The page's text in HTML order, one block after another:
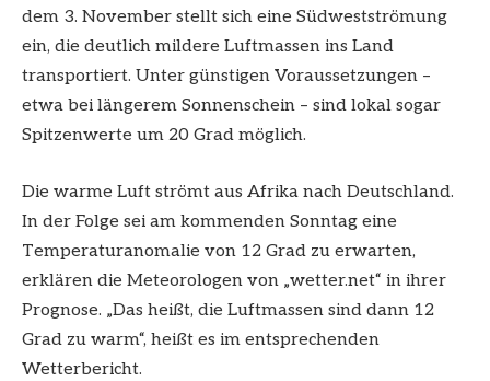
dem 3. November stellt sich eine Südwestströmung
ein, die deutlich mildere Luftmassen ins Land
transportiert. Unter günstigen Voraussetzungen –
etwa bei längerem Sonnenschein – sind lokal sogar
Spitzenwerte um 20 Grad möglich.
Die warme Luft strömt aus Afrika nach Deutschland.
In der Folge sei am kommenden Sonntag eine
Temperaturanomalie von 12 Grad zu erwarten,
erklären die Meteorologen von „wetter.net“ in ihrer
Prognose. „Das heißt, die Luftmassen sind dann 12
Grad zu warm“, heißt es im entsprechenden
Wetterbericht.